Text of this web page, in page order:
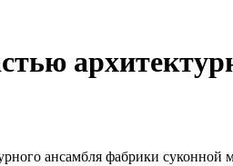
ансамбля фабрики